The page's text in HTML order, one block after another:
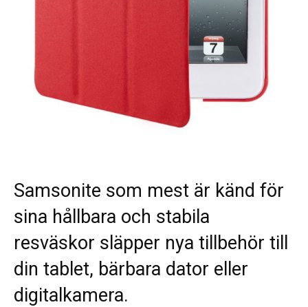
Samsonite som mest är känd för
sina hållbara och stabila
resväskor släpper nya tillbehör till
din tablet, bärbara dator eller
digitalkamera.